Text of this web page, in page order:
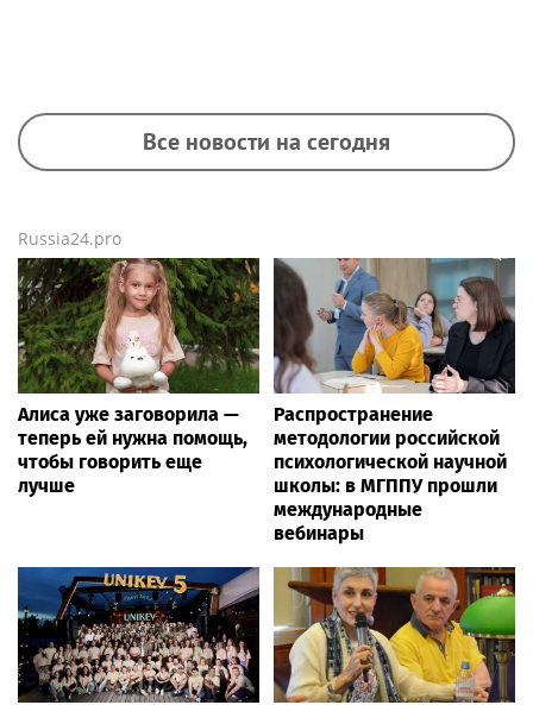
Все новости на сегодня
Russia24.pro
Алиса уже заговорила —
теперь ей нужна помощь,
чтобы говорить еще
лучше
Распространение
методологии российской
психологической научной
школы: в МГППУ прошли
международные
вебинары